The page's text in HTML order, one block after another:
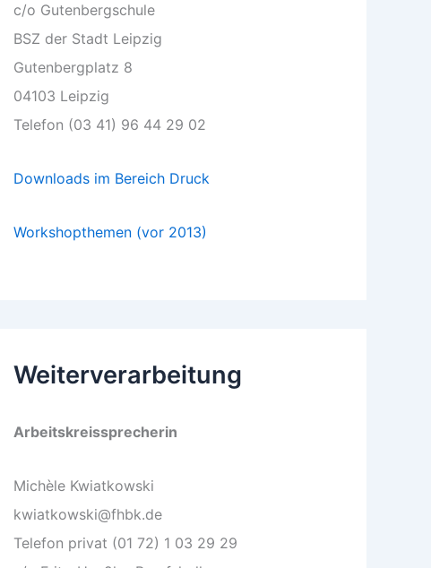
c/o Gutenbergschule
BSZ der Stadt Leipzig
Gutenbergplatz 8
04103 Leipzig
Telefon (03 41) 96 44 29 02
Downloads im Bereich Druck
Workshopthemen (vor 2013)
Weiterverarbeitung
Arbeitskreissprecherin
Michèle Kwiatkowski
kwiatkowski@fhbk.de
Telefon privat (01 72) 1 03 29 29